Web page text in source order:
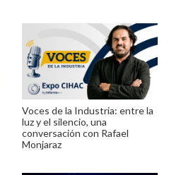
Voces de la Industria: entre la
luz y el silencio, una
conversación con Rafael
Monjaraz